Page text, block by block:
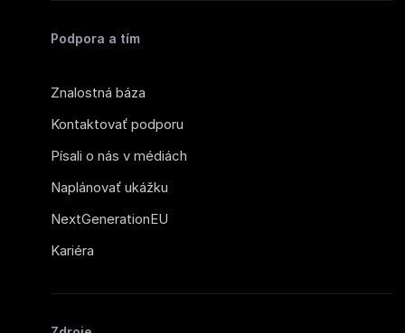
Podpora a tím
Znalostná báza
Kontaktovať podporu
Písali o nás v médiách
Naplánovať ukážku
NextGenerationEU
Kariéra